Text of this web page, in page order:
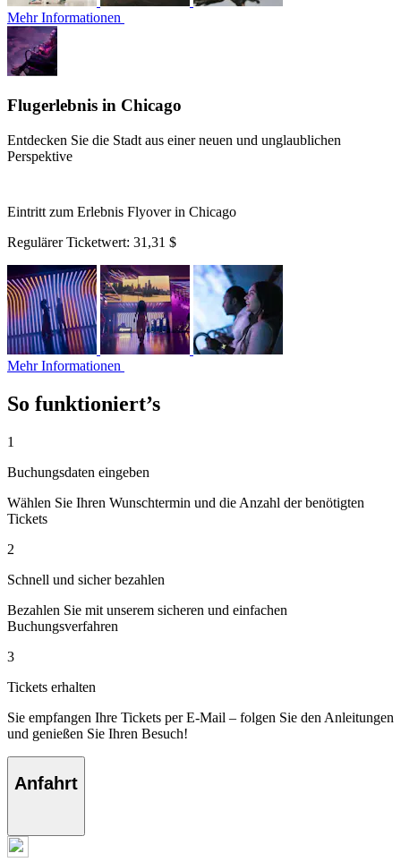
Mehr Informationen
Flugerlebnis in Chicago
Entdecken Sie die Stadt aus einer neuen und unglaublichen
Perspektive
Eintritt zum Erlebnis Flyover in Chicago
Regulärer Ticketwert: 31,31 $
Mehr Informationen
So funktioniert’s
1
Buchungsdaten eingeben
Wählen Sie Ihren Wunschtermin und die Anzahl der benötigten
Tickets
2
Schnell und sicher bezahlen
Bezahlen Sie mit unserem sicheren und einfachen
Buchungsverfahren
3
Tickets erhalten
Sie empfangen Ihre Tickets per E-Mail – folgen Sie den Anleitungen
und genießen Sie Ihren Besuch!
Anfahrt